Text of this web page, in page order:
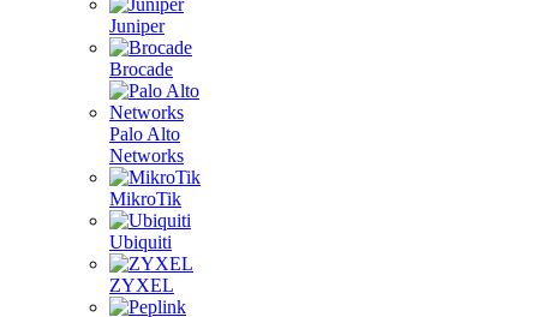
Juniper
Brocade
Palo Alto
Networks
MikroTik
Ubiquiti
ZYXEL